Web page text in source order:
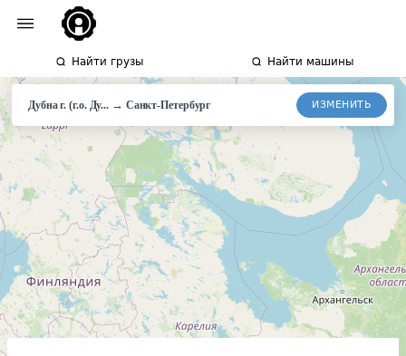
Найти грузы Найти машины
Дубна г. (г.о. Ду... → Санкт-Петербург ИЗМЕНИТЬ